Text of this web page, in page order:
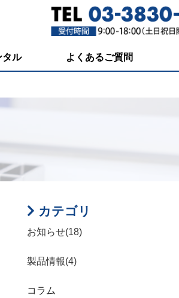
タル よくあるご質問
カテゴリ
お知らせ(18)
製品情報(4)
コラム